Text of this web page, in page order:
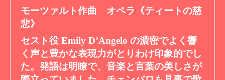
モーツァルト作曲 オペラ《ティートの慈
悲》
セスト役 Emily D’Angelo の濃密でよく響
く声と豊かな表現力がとりわけ印象的でし
た。発語は明瞭で、音楽と言葉の美しさが